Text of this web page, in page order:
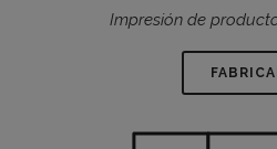
Impresión de